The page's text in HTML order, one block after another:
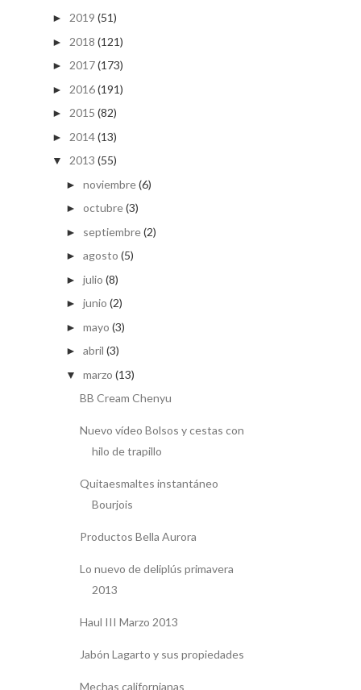
► 2019 (51)
► 2018 (121)
► 2017(173)
► 2016(191)
► 2015 (82)
► 2014(13)
▼ 2013 (55)
► noviembre(6)
► octubre(3)
► septiembre(2)
► agosto (5)
► julio (8)
► junio (2)
► mayo (3)
► abril (3)
▼ marzo (13)
BB Cream Chenyu
Nuevo vídeo Bolsos y cestas con
hilo de trapillo
Quitaesmaltes instantáneo
Bourjois
Productos Bella Aurora
Lo nuevo de deliplús primavera
2013
Haul III Marzo 2013
Jabón Lagarto y sus propiedades
Mechas californianas